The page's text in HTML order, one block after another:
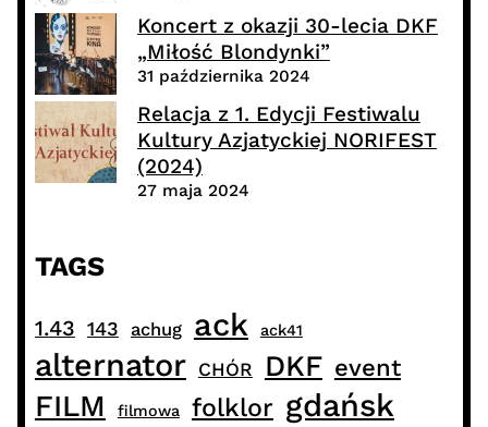
Koncert z okazji 30-lecia DKF
„Miłość Blondynki”
31 października 2024
Relacja z 1. Edycji Festiwalu
Kultury Azjatyckiej NORIFEST
(2024)
27 maja 2024
TAGS
1.43 143 achug ack ack41
alternator CHÓR DKF event
FILM filmowa folklor gdańsk